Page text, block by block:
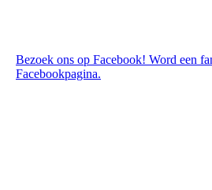
Bezoek ons op Facebook! Word een
Facebookpagina.